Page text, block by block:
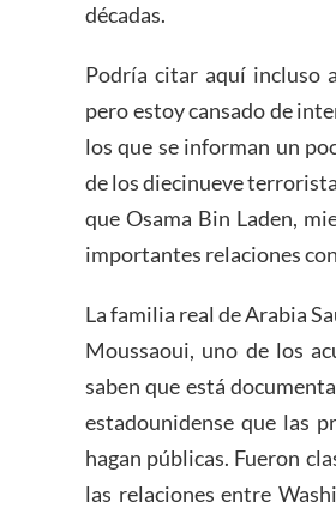
décadas.
Podría citar aquí incluso
pero estoy cansado de
los que se informan un
de los diecinueve
que Osama Bin Laden,
importantes relaciones
La familia real de Arabia
Moussaoui, uno de los
saben que está
estadounidense que las
hagan públicas. Fueron
las relaciones entre